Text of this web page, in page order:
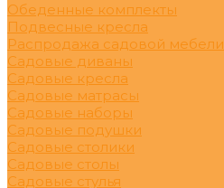
Обеденные комплекты
Подвесные кресла
Распродажа садовой мебели
Садовые диваны
Садовые кресла
Садовые матрасы
Садовые наборы
Садовые подушки
Садовые столики
Садовые столы
Садовые стулья